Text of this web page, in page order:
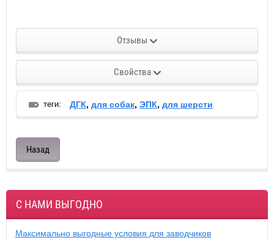
Отзывы
Свойства
теги: ДГК, для собак, ЭПК, для шерсти
Назад
С НАМИ ВЫГОДНО
Максимально выгодные условия для заводчиков